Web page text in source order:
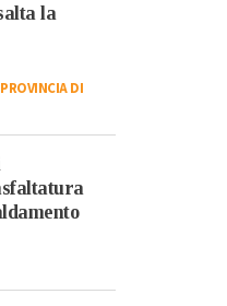
la
PROVINCIA DI